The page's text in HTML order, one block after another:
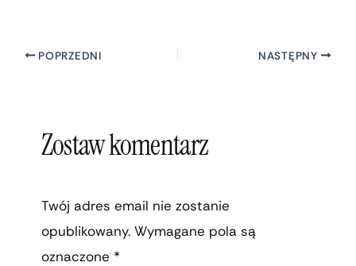
POPRZEDNI NASTĘPNY
Zostaw komentarz
Twój adres email nie zostanie
opublikowany. Wymagane pola są
oznaczone *